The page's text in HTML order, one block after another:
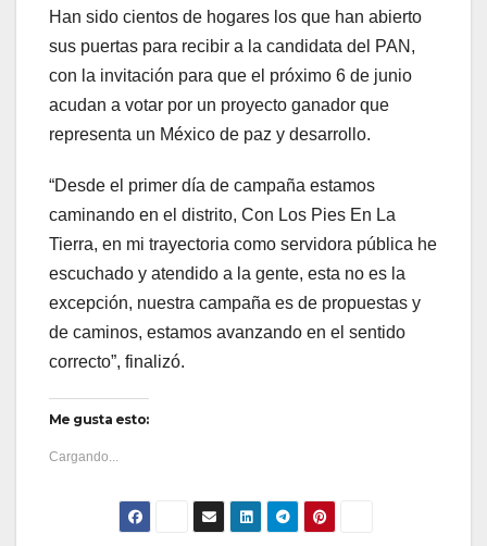
Han sido cientos de hogares los que han abierto
sus puertas para recibir a la candidata del PAN,
con la invitación para que el próximo 6 de junio
acudan a votar por un proyecto ganador que
representa un México de paz y desarrollo.
“Desde el primer día de campaña estamos
caminando en el distrito, Con Los Pies En La
Tierra, en mi trayectoria como servidora pública he
escuchado y atendido a la gente, esta no es la
excepción, nuestra campaña es de propuestas y
de caminos, estamos avanzando en el sentido
correcto”, finalizó.
Me gusta esto:
Cargando...